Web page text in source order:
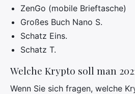
ZenGo (mobile Brieftasche)
Großes Buch Nano S.
Schatz Eins.
Schatz T.
Welche Krypto soll man
Wenn Sie sich fragen, welche